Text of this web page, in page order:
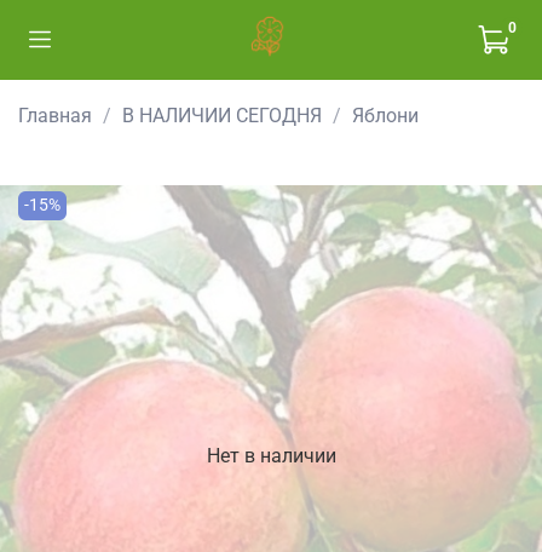
0
Главная В НАЛИЧИИ СЕГОДНЯ Яблони
Нет в наличии
-15%